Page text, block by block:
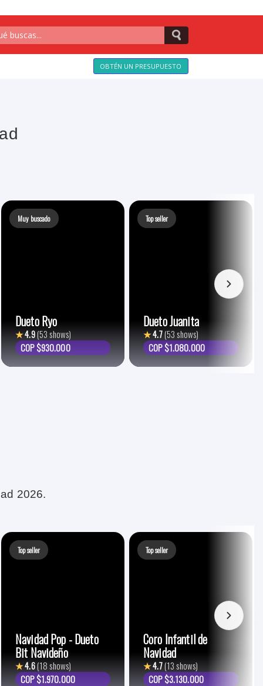
OBTÉN UN PRESUPUESTO
Muy buscado
Dueto Ryo
★4.9(53 shows)
COP $930.000
Top seller
Dueto Juanita
★4.7(53 shows)
COP $1.080.000
2026.
Top seller
Navidad Pop - Dueto
Bit Navideño
★4.6(18 shows)
COP $1.970.000
Top seller
Coro Infantil de
Navidad
★4.7(13 shows)
COP $3.130.000